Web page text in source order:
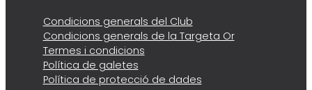
Condicions generals del Club
Condicions generals de la Targeta Or
Termes i condicions
Política de galetes
Política de protecció de dades